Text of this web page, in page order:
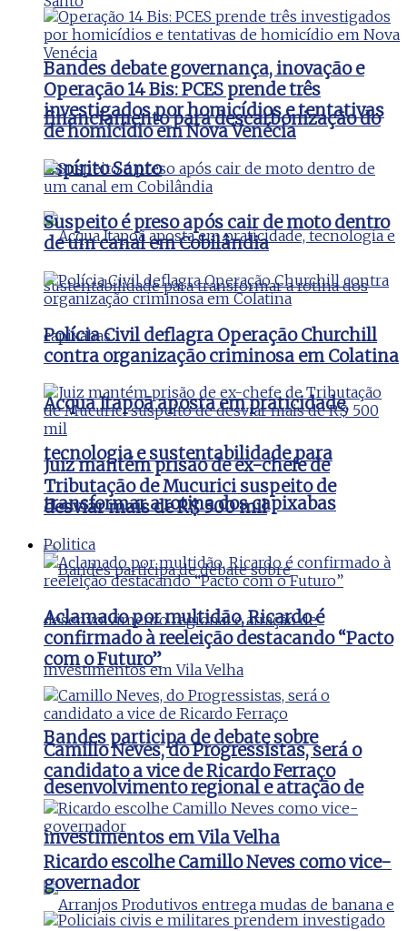
Bandes debate governança, inovação e
financiamento para descarbonização do
Espírito Santo
Acqua Itapoã aposta em praticidade,
tecnologia e sustentabilidade para
transformar a rotina dos capixabas
Bandes participa de debate sobre
desenvolvimento regional e atração de
investimentos em Vila Velha
Operação 14 Bis: PCES prende três
investigados por homicídios e tentativas
de homicídio em Nova Venécia
Suspeito é preso após cair de moto dentro
de um canal em Cobilândia
Polícia Civil deflagra Operação Churchill
contra organização criminosa em Colatina
Juiz mantém prisão de ex-chefe de
Tributação de Mucurici suspeito de
desviar mais de R$ 500 mil
Politica
Aclamado por multidão, Ricardo é
confirmado à reeleição destacando “Pacto
com o Futuro”
Camillo Neves, do Progressistas, será o
candidato a vice de Ricardo Ferraço
Ricardo escolhe Camillo Neves como vice-
governador